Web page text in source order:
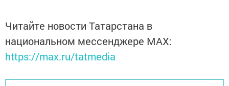
Читайте новости Татарстана в
национальном мессенджере MАХ:
https://max.ru/tatmedia